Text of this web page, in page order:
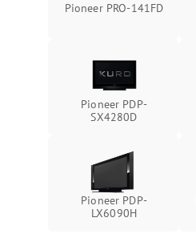
Pioneer PRO-141FD
Pioneer PDP-
SX4280D
Pioneer PDP-
LX6090H